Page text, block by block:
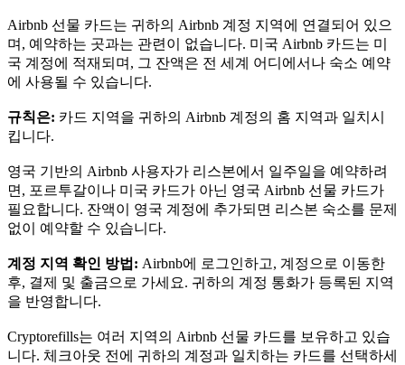
Airbnb 선물 카드는 귀하의 Airbnb 계정 지역에 연결되어 있으
며, 예약하는 곳과는 관련이 없습니다. 미국 Airbnb 카드는 미
국 계정에 적재되며, 그 잔액은 전 세계 어디에서나 숙소 예약
에 사용될 수 있습니다.
규칙은: 카드 지역을 귀하의 Airbnb 계정의 홈 지역과 일치시
킵니다.
영국 기반의 Airbnb 사용자가 리스본에서 일주일을 예약하려
면, 포르투갈이나 미국 카드가 아닌 영국 Airbnb 선물 카드가
필요합니다. 잔액이 영국 계정에 추가되면 리스본 숙소를 문제
없이 예약할 수 있습니다.
계정 지역 확인 방법: Airbnb에 로그인하고, 계정으로 이동한
후, 결제 및 출금으로 가세요. 귀하의 계정 통화가 등록된 지역
을 반영합니다.
Cryptorefills는 여러 지역의 Airbnb 선물 카드를 보유하고 있습
니다. 체크아웃 전에 귀하의 계정과 일치하는 카드를 선택하세